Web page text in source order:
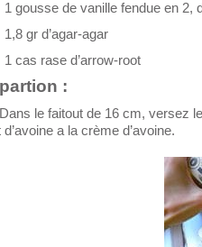
1 gousse de vanille fendue en 2,
1,8 gr d’agar-agar
1 cas rase d’arrow-root
:
Dans le faitout de 16 cm, versez
d’avoine a la crème d’avoine.